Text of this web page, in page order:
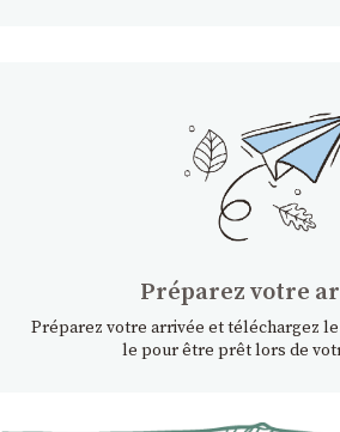
Préparez votre
Préparez votre arrivée et téléchargez
le pour être prêt lors de